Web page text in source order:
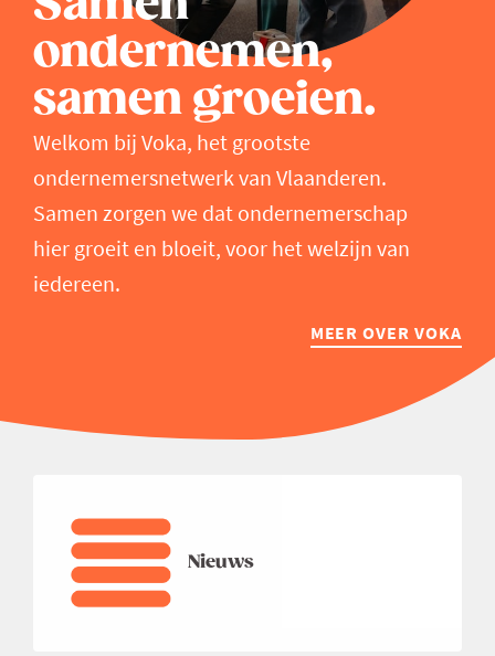
ondernemen,
samen groeien.
Welkom bij Voka, het grootste
ondernemersnetwerk van Vlaanderen.
Samen zorgen we dat ondernemerschap
hier groeit en bloeit, voor het welzijn van
iedereen.
MEER OVER VOKA
Nieuws